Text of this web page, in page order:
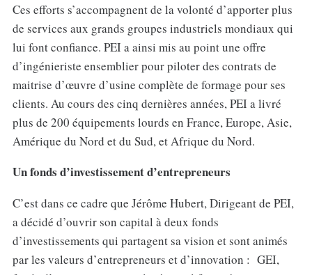
Ces efforts s’accompagnent de la volonté d’apporter plus
de services aux grands groupes industriels mondiaux qui
lui font confiance. PEI a ainsi mis au point une offre
d’ingénieriste ensemblier pour piloter des contrats de
maitrise d’œuvre d’usine complète de formage pour ses
clients. Au cours des cinq dernières années, PEI a livré
plus de 200 équipements lourds en France, Europe, Asie,
Amérique du Nord et du Sud, et Afrique du Nord.
Un fonds d’investissement d’entrepreneurs
C’est dans ce cadre que Jérôme Hubert, Dirigeant de PEI,
a décidé d’ouvrir son capital à deux fonds
d’investissements qui partagent sa vision et sont animés
par les valeurs d’entrepreneurs et d’innovation : GEI,